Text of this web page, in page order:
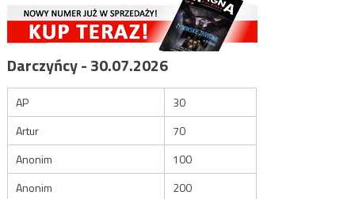
Darczyńcy - 30.07.2026
AP
30
Artur
70
Anonim
100
Anonim
200